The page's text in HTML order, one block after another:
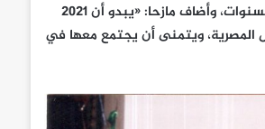
وأشار سفير الفن السعودي هاني ناظر إلى أن عودته للشاشة الكبيرة لم يغب عنه طوال هذه السنوات، وأضاف مازحا: «يبدو أن 2021
المصرية، ويتمنى أن يجتمع معها في